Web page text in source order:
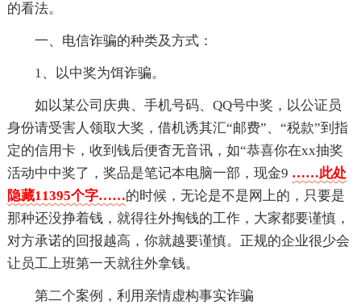
的看法。
一、电信诈骗的种类及方式：
1、以中奖为饵诈骗。
如以某公司庆典、手机号码、QQ号中奖，以公证员
身份请受害人领取大奖，借机诱其汇“邮费”、“税款”到指
定的信用卡，收到钱后便杳无音讯，如“恭喜你在xx抽奖
活动中中奖了，奖品是笔记本电脑一部，现金9 ……此处
隐藏11395个字……的时候，无论是不是网上的，只要是
那种还没挣着钱，就得往外掏钱的工作，大家都要谨慎，
对方承诺的回报越高，你就越要谨慎。正规的企业很少会
让员工上班第一天就往外拿钱。
第二个案例，利用亲情虚构事实诈骗